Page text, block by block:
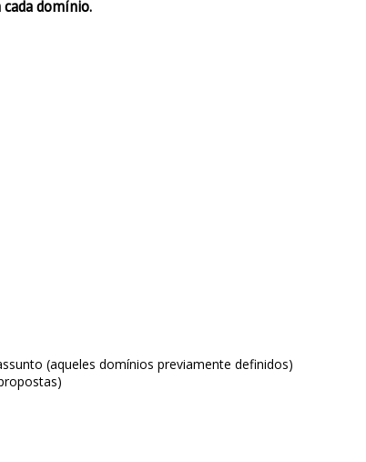
domínio.
(aqueles domínios previamente definidos)